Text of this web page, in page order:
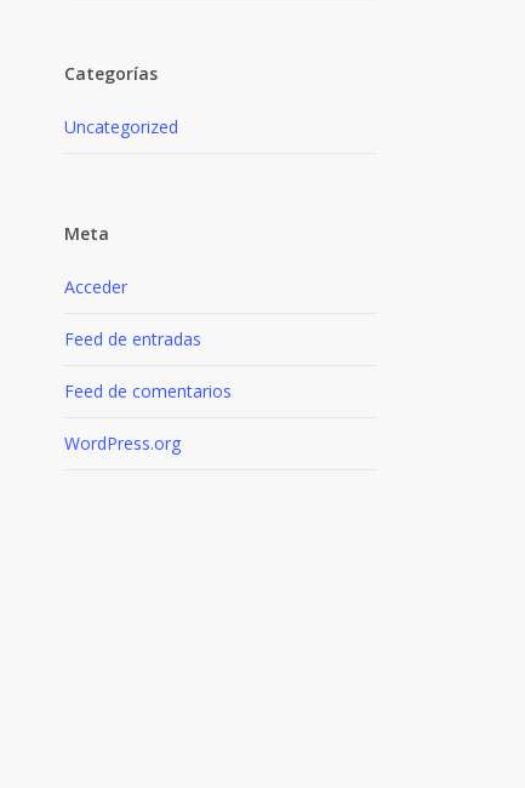
Categorías
Uncategorized
Meta
Acceder
Feed de entradas
Feed de comentarios
WordPress.org